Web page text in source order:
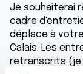
Je souhaiterai
cadre
déplace à
Calais. Les
retranscrits (je